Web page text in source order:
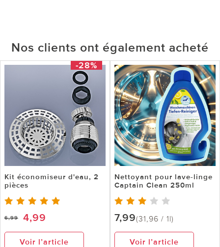
Nos clients ont également acheté
-28%
Kit économiseur d'eau, 2
pièces
6,99 4,99
Voir l’article
Nettoyant pour lave-linge
Captain Clean 250ml
7,99(31,96 / 1l)
Voir l’article